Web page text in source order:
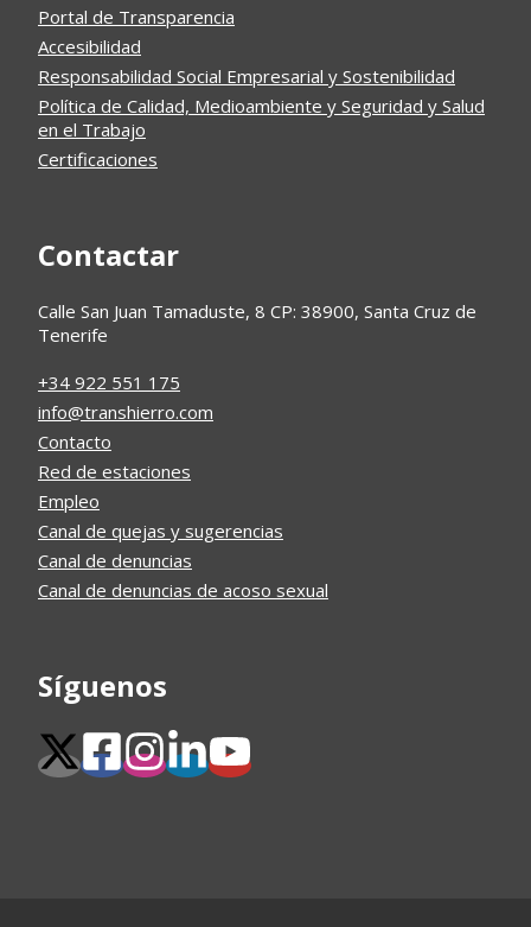
Portal de Transparencia
Accesibilidad
Responsabilidad Social Empresarial y Sostenibilidad
Política de Calidad, Medioambiente y Seguridad y Salud
en el Trabajo
Certificaciones
Contactar
Calle San Juan Tamaduste, 8 CP: 38900, Santa Cruz de
Tenerife
+34 922 551 175
info@transhierro.com
Contacto
Red de estaciones
Empleo
Canal de quejas y sugerencias
Canal de denuncias
Canal de denuncias de acoso sexual
Síguenos